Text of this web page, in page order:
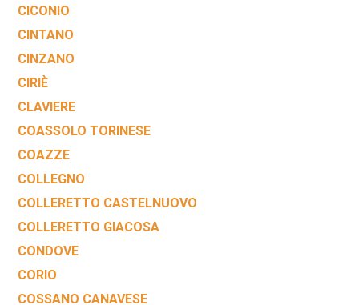
CICONIO
CINTANO
CINZANO
CIRIÈ
CLAVIERE
COASSOLO TORINESE
COAZZE
COLLEGNO
COLLERETTO CASTELNUOVO
COLLERETTO GIACOSA
CONDOVE
CORIO
COSSANO CANAVESE